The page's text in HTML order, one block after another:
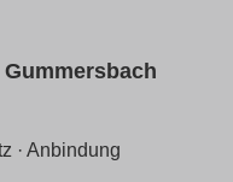
· Anbindung